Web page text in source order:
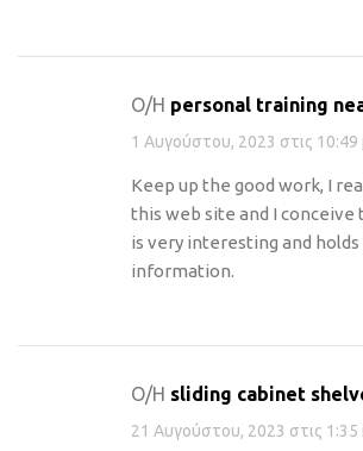
Ο/Η personal training
1 Αυγούστου, 2023 στις 10:49
Keep up the good work, I
this web site and I conceive
is very interesting and
information.
Ο/Η sliding cabinet
21 Αυγούστου, 2023 στις 1:35